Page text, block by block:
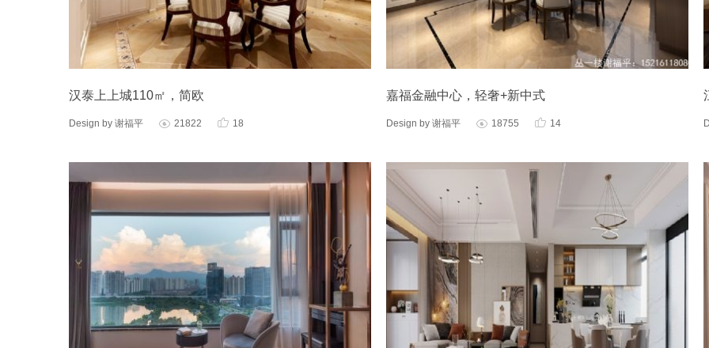
汉泰上上城110㎡，简欧
Design by 谢福平  21822 18
嘉福金融中心，轻奢+新中式
Design by 谢福平  18755 14